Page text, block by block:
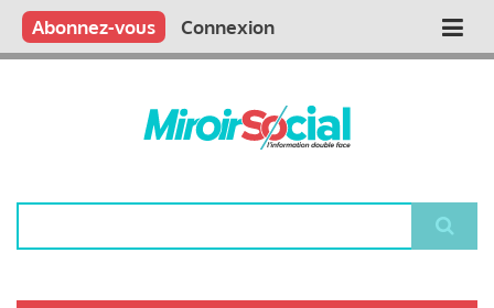
Aller
contenu
Main
Qui sommes nous ?
Vous publiez
Nous publions
Contactez-nous
Abonnez-vous Connexion